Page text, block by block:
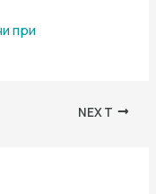
при
NEXT